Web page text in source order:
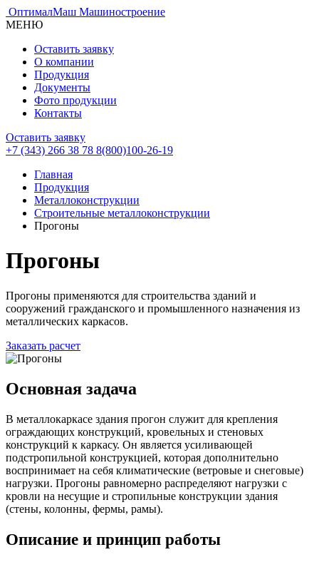
ОптималМаш Машиностроение
МЕНЮ
Оставить заявку
О компании
Продукция
Документы
Фото продукции
Контакты
Оставить заявку
+7 (343) 266 38 78 8(800)100-26-19
Главная
Продукция
Металлоконструкции
Строительные металлоконструкции
Прогоны
Прогоны
Прогоны применяются для строительства зданий и
сооружений гражданского и промышленного назначения из
металлических каркасов.
Заказать расчет
Основная задача
В металлокаркасе здания прогон служит для крепления
ограждающих конструкций, кровельных и стеновых
конструкций к каркасу. Он является усиливающей
подстропильной конструкцией, которая дополнительно
воспринимает на себя климатические (ветровые и снеговые)
нагрузки. Прогоны равномерно распределяют нагрузки с
кровли на несущие и стропильные конструкции здания
(стены, колонны, фермы, рамы).
Описание и принцип работы